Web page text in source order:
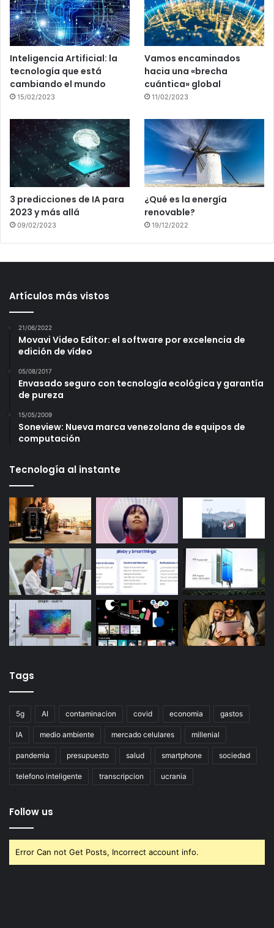
Inteligencia Artificial: la
tecnología que está
cambiando el mundo
15/02/2023
Vamos encaminados
hacia una «brecha
cuántica» global
11/02/2023
3 predicciones de IA para
2023 y más allá
09/02/2023
¿Qué es la energía
renovable?
19/12/2022
Artículos más vistos
21/06/2022
Movavi Video Editor: el software por excelencia de
edición de vídeo
05/08/2017
Envasado seguro con tecnología ecológica y garantía
de pureza
15/05/2009
Soneview: Nueva marca venezolana de equipos de
computación
Tecnología al instante
Tags
5g AI contaminacion covid economia gastos
IA medio ambiente mercado celulares millenial
pandemia presupuesto salud smartphone sociedad
telefono inteligente transcripcion ucrania
Follow us
Error Can not Get Posts, Incorrect account info.